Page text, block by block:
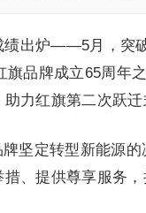
绩出炉——5月，突
旗品牌成立65周年
力红旗第二次跃迁
坚定转型新能源
、提供尊享服务